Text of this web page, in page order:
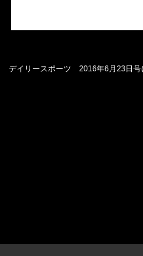
デイリースポーツ 2016年6月23日号